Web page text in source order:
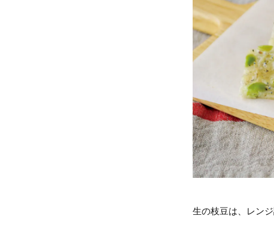
生の枝豆は、レンジ